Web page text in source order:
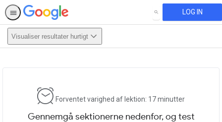
SEARCH LOG IN
Visualiser resultater hurtigt
Forventet varighed af lektion: 17 minutter
Gennemgå sektionerne nedenfor, og test